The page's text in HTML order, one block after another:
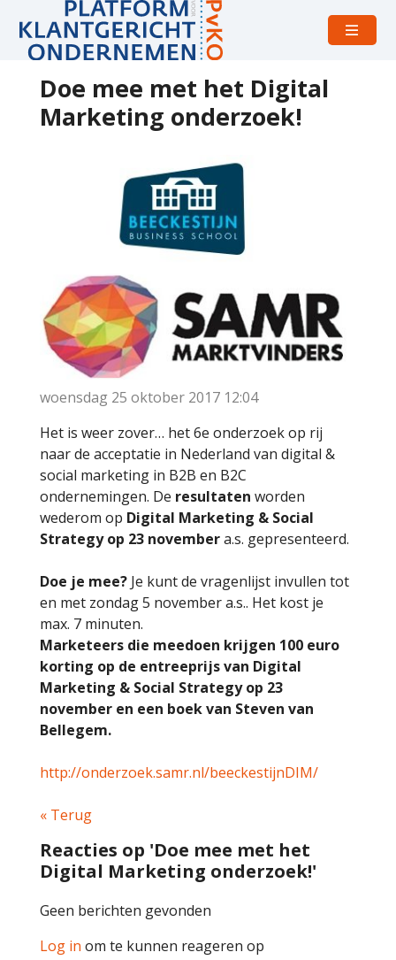
Open
Doe mee met het Digital
Marketing onderzoek!
woensdag 25 oktober 2017 12:04
Het is weer zover… het 6e onderzoek op rij
naar de acceptatie in Nederland van digital &
social marketing in B2B en B2C
ondernemingen. De resultaten worden
wederom op Digital Marketing & Social
Strategy op 23 novembera.s. gepresenteerd.
Doe je mee? Je kunt de vragenlijst invullen tot
en met zondag 5 november a.s.. Het kost je
max. 7 minuten.
Marketeers die meedoen krijgen 100 euro
korting op de entreeprijs van Digital
Marketing & Social Strategy op 23
november en een boek van Steven van
Bellegem.
http://onderzoek.samr.nl/beeckestijnDIM/
« Terug
Reacties op 'Doe mee met het
Digital Marketing onderzoek!'
Geen berichten gevonden
Log in om te kunnen reageren op